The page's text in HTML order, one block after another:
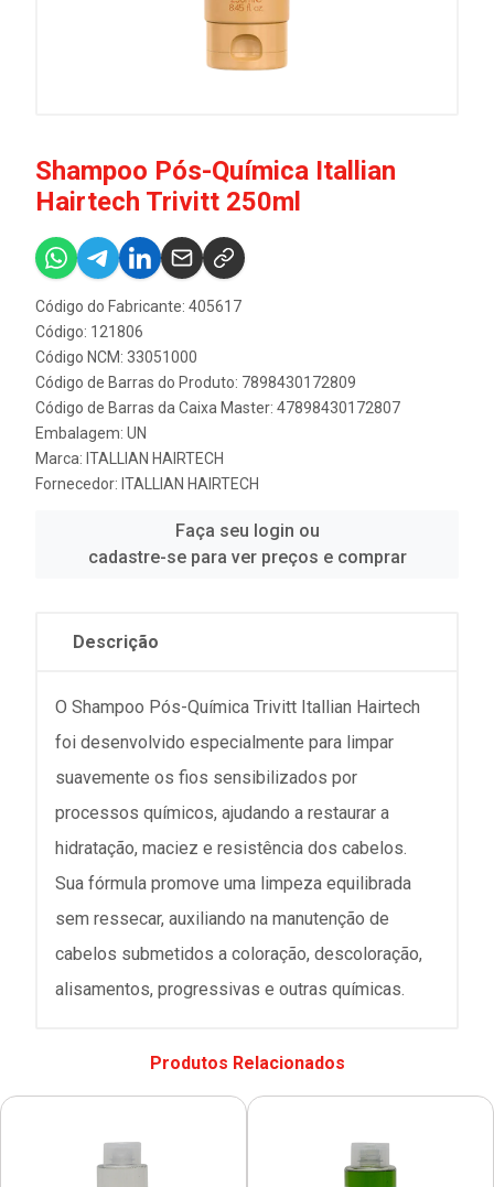
Shampoo Pós-Química Itallian
Hairtech Trivitt 250ml
Código do Fabricante: 405617
Código: 121806
Código NCM: 33051000
Código de Barras do Produto: 7898430172809
Código de Barras da Caixa Master: 47898430172807
Embalagem: UN
Marca: ITALLIAN HAIRTECH
Fornecedor: ITALLIAN HAIRTECH
Faça seu login ou
cadastre-se para ver preços e comprar
Descrição
O Shampoo Pós-Química Trivitt Itallian Hairtech
foi desenvolvido especialmente para limpar
suavemente os fios sensibilizados por
processos químicos, ajudando a restaurar a
hidratação, maciez e resistência dos cabelos.
Sua fórmula promove uma limpeza equilibrada
sem ressecar, auxiliando na manutenção de
cabelos submetidos a coloração, descoloração,
alisamentos, progressivas e outras químicas.
Produtos Relacionados